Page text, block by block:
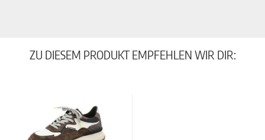
ZU DIESEM PRODUKT EMPFEHLEN WIR DIR: